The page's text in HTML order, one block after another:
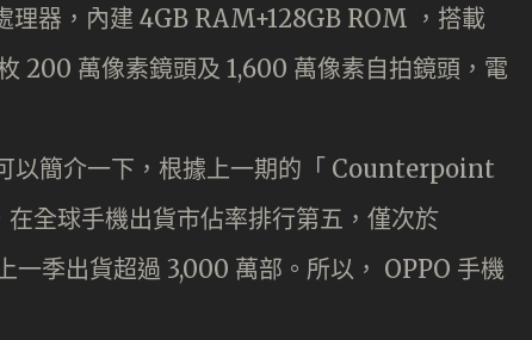
器，內建 4GB RAM+128GB ROM ，搭載
200 萬像素鏡頭及 1,600 萬像素自拍鏡頭，電
以簡介一下，根據上一期的「 Counterpoint
全球手機出貨市佔率排行第五，僅次於
季出貨超過 3,000 萬部。所以， OPPO 手機